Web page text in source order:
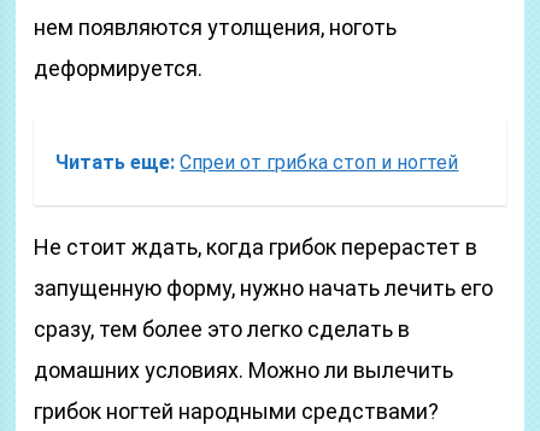
нем появляются утолщения, ноготь
деформируется.
Читать еще: Спреи от грибка стоп и ногтей
Не стоит ждать, когда грибок перерастет в
запущенную форму, нужно начать лечить его
сразу, тем более это легко сделать в
домашних условиях. Можно ли вылечить
грибок ногтей народными средствами?